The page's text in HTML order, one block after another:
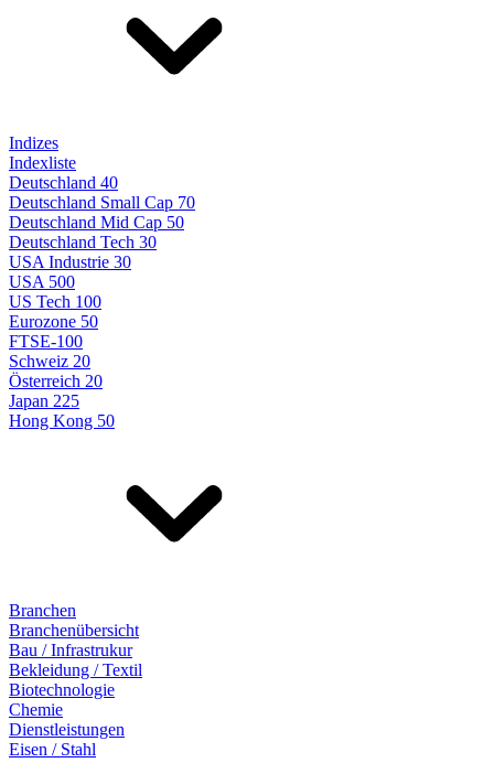
Indizes
Indexliste
Deutschland 40
Deutschland Small Cap 70
Deutschland Mid Cap 50
Deutschland Tech 30
USA Industrie 30
USA 500
US Tech 100
Eurozone 50
FTSE-100
Schweiz 20
Österreich 20
Japan 225
Hong Kong 50
Branchen
Branchenübersicht
Bau / Infrastrukur
Bekleidung / Textil
Biotechnologie
Chemie
Dienstleistungen
Eisen / Stahl